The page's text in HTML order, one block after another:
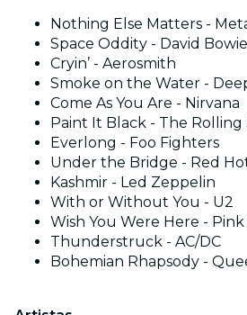
Nothing Else Matters -
Space Oddity - David Bowie
Cryin’ - Aerosmith
Smoke on the Water -
Come As You Are - Nirvana
Paint It Black - The Rolling
Everlong - Foo Fighters
Under the Bridge - Red
Kashmir - Led Zeppelin
With or Without You - U2
Wish You Were Here - Pink
Thunderstruck - AC/DC
Bohemian Rhapsody -